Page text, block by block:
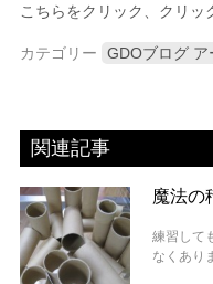
こちらをクリック、クリッ
カテゴリー GDOブログ ア
関連記事
魔法の
練習して
なくあり